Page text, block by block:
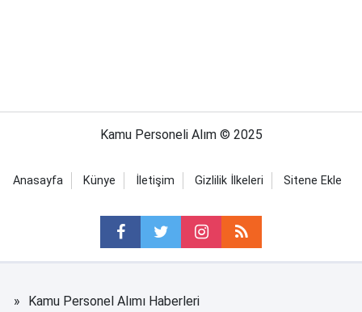
Kamu Personeli Alım © 2025
Anasayfa Künye İletişim Gizlilik İlkeleri Sitene Ekle
Kamu Personel Alımı Haberleri